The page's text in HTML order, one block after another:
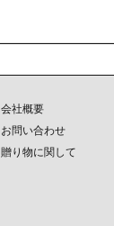
会社概要
お問い合わせ
贈り物に関して